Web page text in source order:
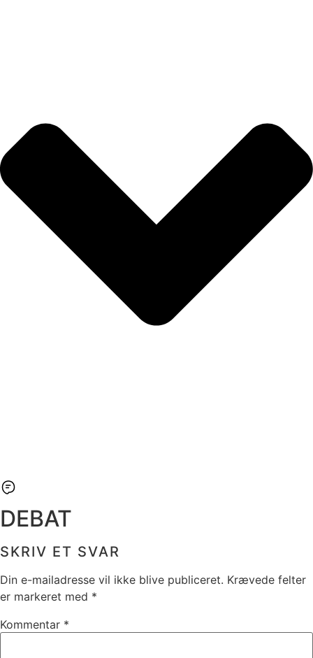
DEBAT
SKRIV ET SVAR
Din e-mailadresse vil ikke blive publiceret. Krævede felter
er markeret med *
Kommentar *